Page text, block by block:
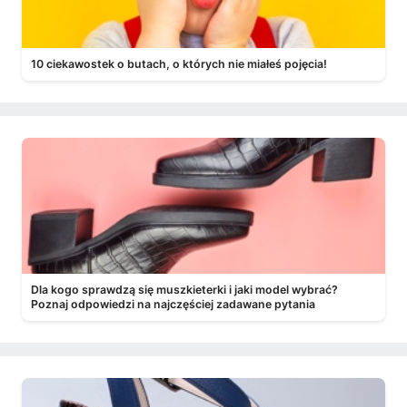
10 ciekawostek o butach, o których nie miałeś pojęcia!
Dla kogo sprawdzą się muszkieterki i jaki model wybrać?
Poznaj odpowiedzi na najczęściej zadawane pytania